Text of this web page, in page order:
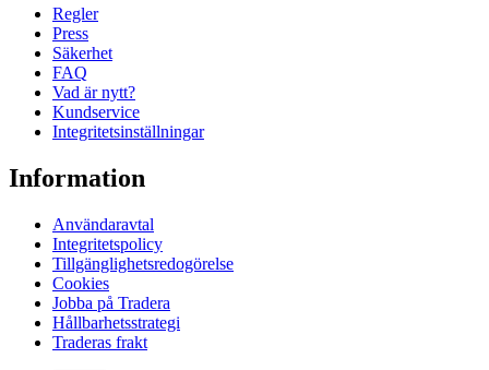
Regler
Press
Säkerhet
FAQ
Vad är nytt?
Kundservice
Integritetsinställningar
Information
Användaravtal
Integritetspolicy
Tillgänglighetsredogörelse
Cookies
Jobba på Tradera
Hållbarhetsstrategi
Traderas frakt